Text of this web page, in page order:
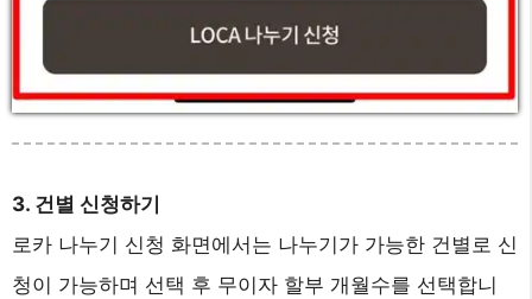
3. 건별 신청하기
로카 나누기 신청 화면에서는 나누기가 가능한 건별로 신
청이 가능하며 선택 후 무이자 할부 개월수를 선택합니